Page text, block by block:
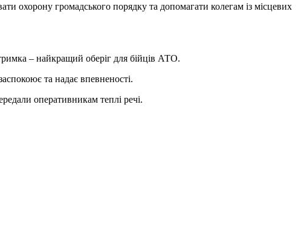
охорону громадського порядку та допомагати колегам із місцевих
– найкращий оберіг для бійців АТО.
та надає впевненості.
оперативникам теплі речі.